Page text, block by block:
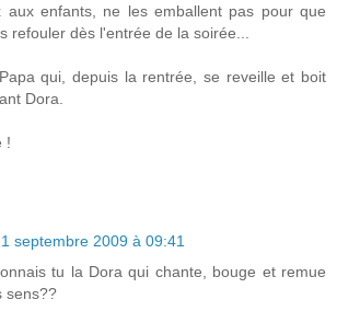
aux enfants, ne les emballent pas pour que
refouler dès l'entrée de la soirée...
qui, depuis la rentrée, se reveille et boit
Dora.
!
septembre 2009 à 09:41
tu la Dora qui chante, bouge et remue
sens??